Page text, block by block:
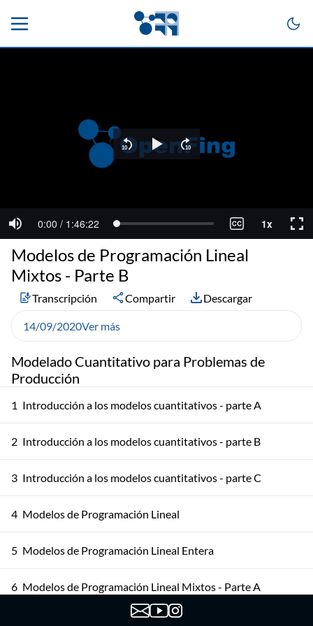
Modelado Cuantitativo para Problemas de
Producción
1 Introducción a los modelos cuantitativos - parte A
2 Introducción a los modelos cuantitativos - parte B
3 Introducción a los modelos cuantitativos - parte C
4 Modelos de Programación Lineal
5 Modelos de Programación Lineal Entera
6 Modelos de Programación Lineal Mixtos - Parte A
Modelos de Programación Lineal
Mixtos - Parte B
Transcripción Compartir Descargar
14/09/2020Ver más